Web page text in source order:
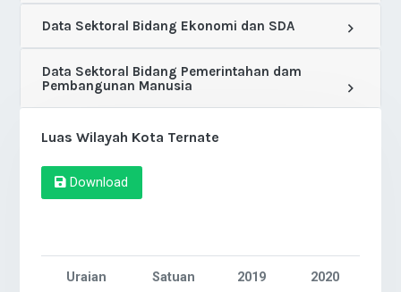
Data Sektoral Bidang Ekonomi dan SDA
Data Sektoral Bidang Pemerintahan dam
Pembangunan Manusia
Luas Wilayah Kota Ternate
Download
Uraian Satuan 2019 2020